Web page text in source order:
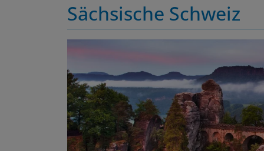
Sächsische Schweiz